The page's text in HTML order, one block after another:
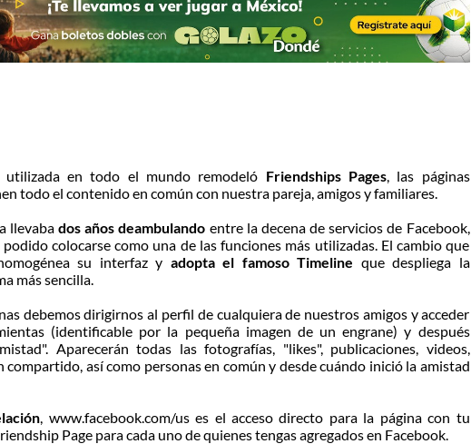
utilizada en todo el mundo remodeló Friendships Pages, las páginas
todo el contenido en común con nuestra pareja, amigos y familiares.
llevabados años deambulando entre la decena de servicios de Facebook,
colocarse como una de las funciones más utilizadas. El cambio que
su interfaz y adopta el famoso Timeline que despliega la
más sencilla.
debemos dirigirnos al perfil de cualquiera de nuestros amigos y acceder
(identificable por la pequeña imagen de un engrane) y después
Aparecerán todas las fotografías, "likes", publicaciones, videos,
compartido, así como personas en común y desde cuándo inició la amistad
, www.facebook.com/us es el acceso directo para la página con tu
Page para cada uno de quienes tengas agregados en Facebook.